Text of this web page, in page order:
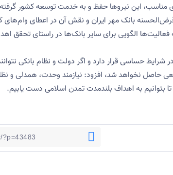
این نیروها حفظ و به خدمت توسعه کشور
بانک مهر ایران و نقش آن در اعطای وام‌های
فعالیت‌ها الگویی برای سایر بانک‌ها در راستای تحقق
در شرایط حساسی قرار دارد و اگر دولت و نظام بانکی
حاصل نخواهد شد، افزود: نیازمند وحدت، همدلی و
به اهداف بلندمدت تمدن اسلامی دست یابیم.